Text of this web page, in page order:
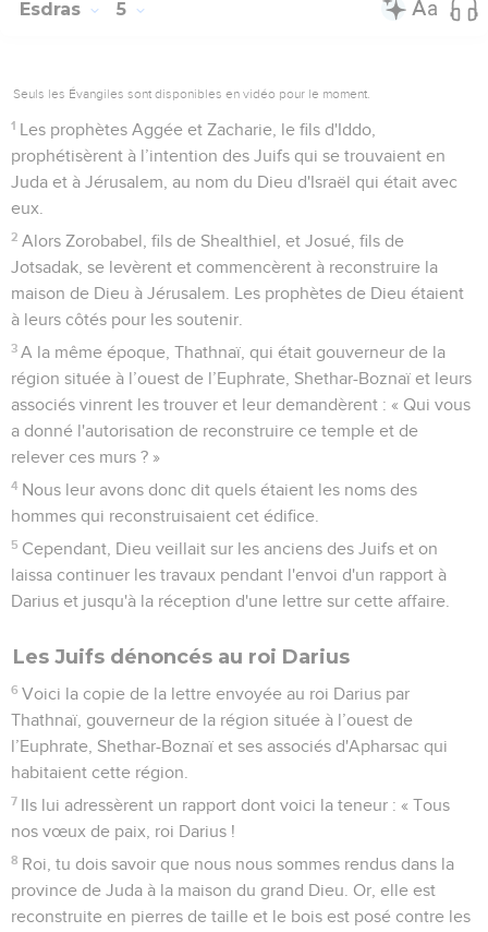
Esdras 5
Seuls les Évangiles sont disponibles en vidéo pour le moment.
1 Les prophètes Aggée et Zacharie, le fils d'Iddo,
prophétisèrent à l’intention des Juifs qui se trouvaient en
Juda et à Jérusalem, au nom du Dieu d'Israël qui était avec
eux.
2 Alors Zorobabel, fils de Shealthiel, et Josué, fils de
Jotsadak, se levèrent et commencèrent à reconstruire la
maison de Dieu à Jérusalem. Les prophètes de Dieu étaient
à leurs côtés pour les soutenir.
3 A la même époque, Thathnaï, qui était gouverneur de la
région située à l’ouest de l’Euphrate, Shethar-Boznaï et leurs
associés vinrent les trouver et leur demandèrent : « Qui vous
a donné l'autorisation de reconstruire ce temple et de
relever ces murs ? »
4 Nous leur avons donc dit quels étaient les noms des
hommes qui reconstruisaient cet édifice.
5 Cependant, Dieu veillait sur les anciens des Juifs et on
laissa continuer les travaux pendant l'envoi d'un rapport à
Darius et jusqu'à la réception d'une lettre sur cette affaire.
Les Juifs dénoncés au roi Darius
6 Voici la copie de la lettre envoyée au roi Darius par
Thathnaï, gouverneur de la région située à l’ouest de
l’Euphrate, Shethar-Boznaï et ses associés d'Apharsac qui
habitaient cette région.
7 Ils lui adressèrent un rapport dont voici la teneur : « Tous
nos vœux de paix, roi Darius !
8 Roi, tu dois savoir que nous nous sommes rendus dans la
province de Juda à la maison du grand Dieu. Or, elle est
reconstruite en pierres de taille et le bois est posé contre les